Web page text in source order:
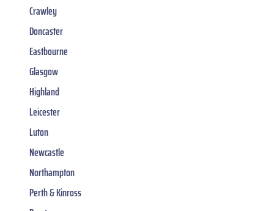
Crawley
Doncaster
Eastbourne
Glasgow
Highland
Leicester
Luton
Newcastle
Northampton
Perth & Kinross